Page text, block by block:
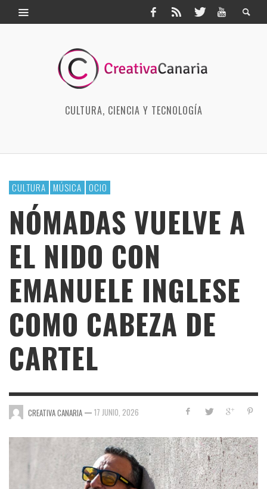
CULTURA, CIENCIA Y TECNOLOGÍA
CULTURA MÚSICA OCIO
NÓMADAS VUELVE A
EL NIDO CON
EMANUELE INGLESE
COMO CABEZA DE
CARTEL
CREATIVA CANARIA — 17 JUNIO, 2026